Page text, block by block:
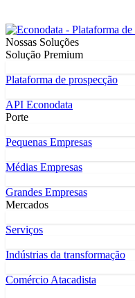
Nossas Soluções
Solução Premium
Plataforma de prospecção
API Econodata
Porte
Pequenas Empresas
Médias Empresas
Grandes Empresas
Mercados
Serviços
Indústrias da transformação
Comércio Atacadista